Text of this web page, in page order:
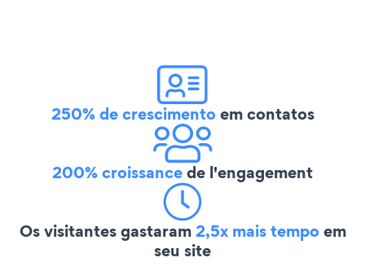
250% de crescimentoem contatos
200% croissancede l'engagement
Os visitantes gastaram2,5x mais tempoem
seu site